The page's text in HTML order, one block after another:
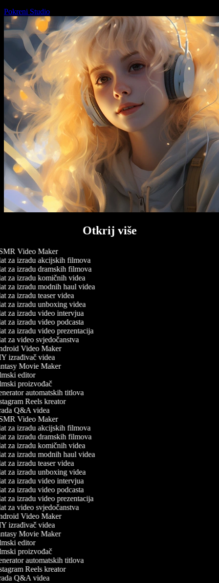
Pokreni Studio
Otkrij više
Video Maker
za izradu akcijskih filmova
za izradu dramskih filmova
za izradu komičnih videa
za izradu modnih haul videa
za izradu teaser videa
za izradu unboxing videa
za izradu video intervjua
za izradu video podcasta
za izradu video prezentacija
za video svjedočanstva
Video Maker
izrađivač videa
Movie Maker
editor
proizvođač
automatskih titlova
Reels kreator
Q&A videa
Video Maker
za izradu akcijskih filmova
za izradu dramskih filmova
za izradu komičnih videa
za izradu modnih haul videa
za izradu teaser videa
za izradu unboxing videa
za izradu video intervjua
za izradu video podcasta
za izradu video prezentacija
za video svjedočanstva
Video Maker
izrađivač videa
Movie Maker
editor
proizvođač
automatskih titlova
Reels kreator
Q&A videa